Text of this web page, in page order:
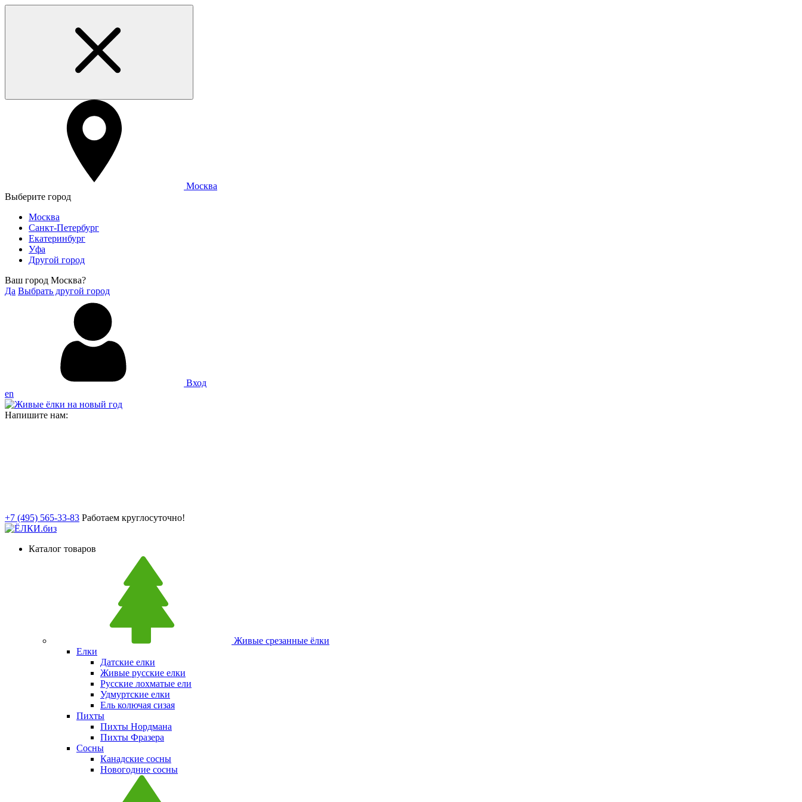
Москва
Выберите город
Москва
Санкт-Петербург
Екатеринбург
Уфа
Другой город
Ваш город Москва?
Да Выбрать другой город
Вход
en
Напишите нам:
+7 (495) 565-33-83 Работаем круглосуточно!
Каталог товаров
Живые срезанные ёлки
Елки
Датские елки
Живые русские елки
Русские лохматые ели
Удмуртские елки
Ель колючая сизая
Пихты
Пихты Нордмана
Пихты Фразера
Сосны
Канадские сосны
Новогодние сосны